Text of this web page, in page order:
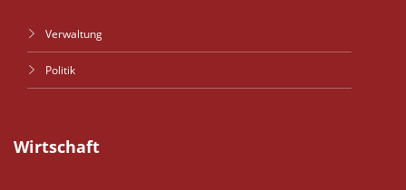
Verwaltung
Politik
Wirtschaft